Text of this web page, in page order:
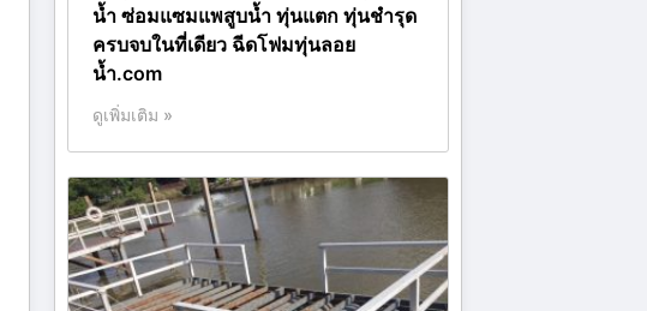
น้ำ ซ่อมแซมแพสูบน้ำ ทุ่นแตก ทุ่นชำรุด
ครบจบในที่เดียว ฉีดโฟมทุ่นลอย
น้ำ.com
ดูเพิ่มเติม »